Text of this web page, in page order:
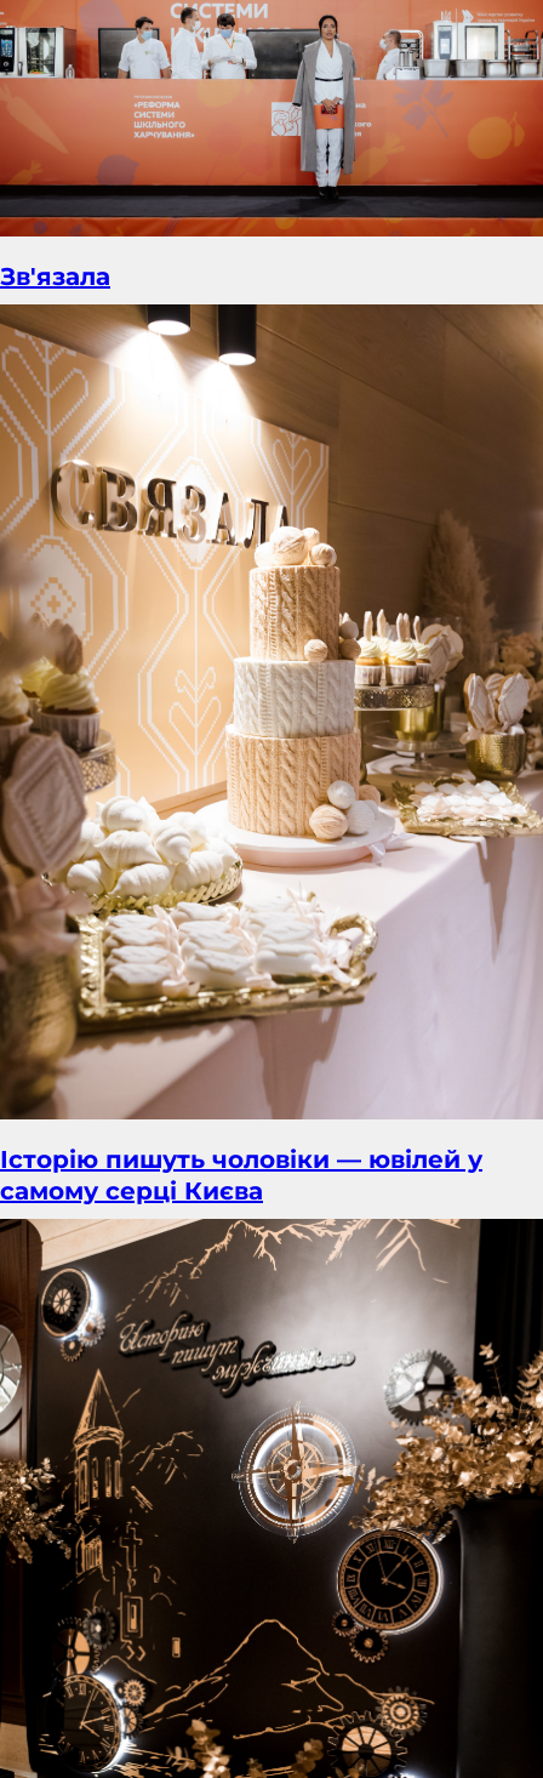
Зв'язала
Історію пишуть чоловіки — ювілей у
самому серці Києва